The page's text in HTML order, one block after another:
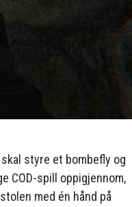
styre et bombefly og
COD-spill oppigjennom,
med én hånd på